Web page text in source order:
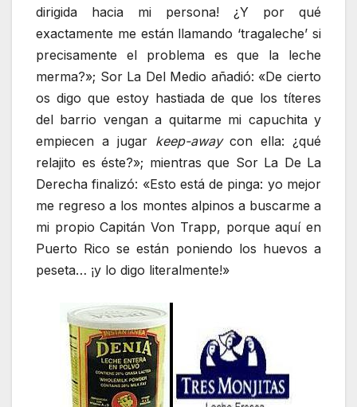
dirigida hacia mi persona! ¿Y por qué
exactamente me están llamando ‘tragaleche’ si
precisamente el problema es que la leche
merma?»; Sor La Del Medio añadió: «De cierto
os digo que estoy hastiada de que los títeres
del barrio vengan a quitarme mi capuchita y
empiecen a jugar keep-awaycon ella: ¿qué
relajito es éste?»; mientras que Sor La De La
Derecha finalizó: «Esto está de pinga: yo mejor
me regreso a los montes alpinos a buscarme a
mi propio Capitán Von Trapp, porque aquí en
Puerto Rico se están poniendo los huevos a
peseta… ¡y lo digo literalmente!»